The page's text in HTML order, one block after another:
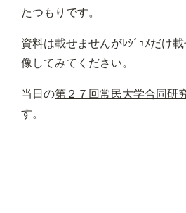
たつもりです。
資料は載せませんがﾚｼﾞｭﾒだけ
像してみてください。
当日の第２７回常民大学合同研
す。